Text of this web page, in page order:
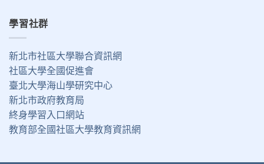
學習社群
新北市社區大學聯合資訊網
社區大學全國促進會
臺北大學海山學研究中心
新北市政府教育局
終身學習入口網站
教育部全國社區大學教育資訊網